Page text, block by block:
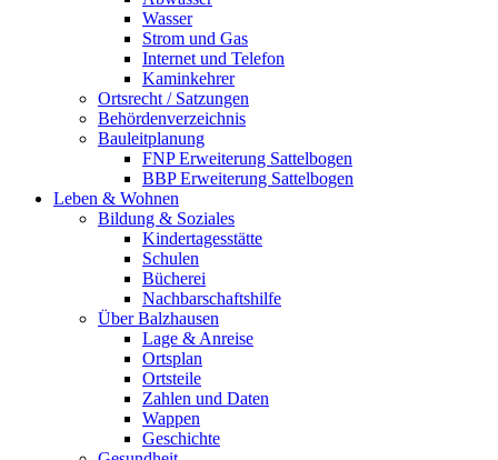
Wasser
Strom und Gas
Internet und Telefon
Kaminkehrer
Ortsrecht / Satzungen
Behördenverzeichnis
Bauleitplanung
FNP Erweiterung Sattelbogen
BBP Erweiterung Sattelbogen
Leben & Wohnen
Bildung & Soziales
Kindertagesstätte
Schulen
Bücherei
Nachbarschaftshilfe
Über Balzhausen
Lage & Anreise
Ortsplan
Ortsteile
Zahlen und Daten
Wappen
Geschichte